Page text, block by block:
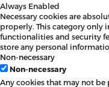
Always Enabled
Necessary cookies are
properly. This category only
functionalities and security
store any personal
Non-necessary
Non-necessary
Any cookies that may not